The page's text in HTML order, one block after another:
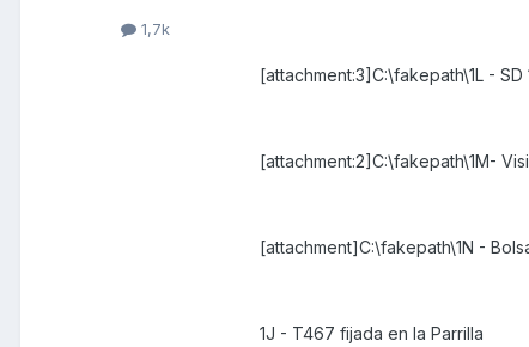
1,7k
[attachment:3]C:\fakepath\1L -
[attachment:2]C:\fakepath\1M-
[attachment]C:\fakepath\1N -
1J - T467 fijada en la Parrilla